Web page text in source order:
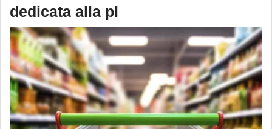
dedicata alla pl